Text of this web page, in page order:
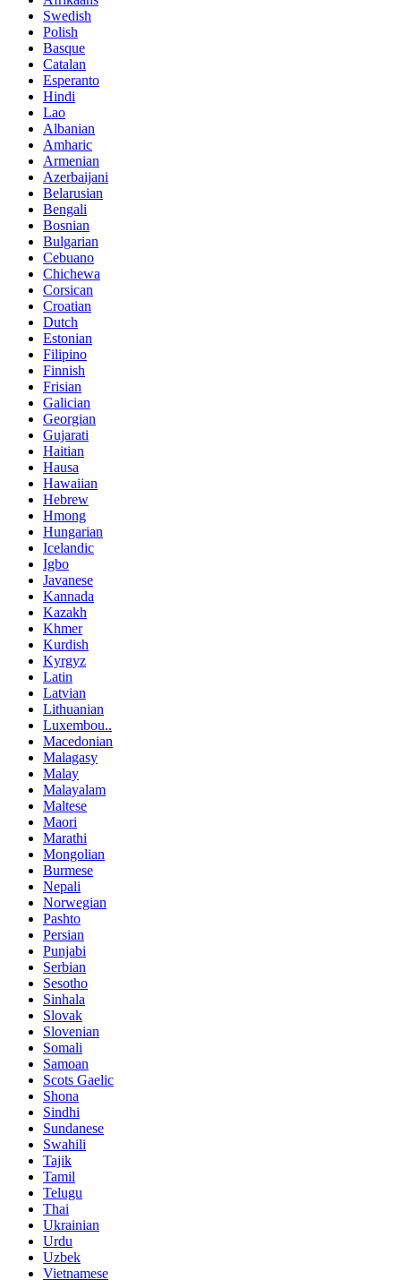
Swedish
Polish
Basque
Catalan
Esperanto
Hindi
Lao
Albanian
Amharic
Armenian
Azerbaijani
Belarusian
Bengali
Bosnian
Bulgarian
Cebuano
Chichewa
Corsican
Croatian
Dutch
Estonian
Filipino
Finnish
Frisian
Galician
Georgian
Gujarati
Haitian
Hausa
Hawaiian
Hebrew
Hmong
Hungarian
Icelandic
Igbo
Javanese
Kannada
Kazakh
Khmer
Kurdish
Kyrgyz
Latin
Latvian
Lithuanian
Luxembou..
Macedonian
Malagasy
Malay
Malayalam
Maltese
Maori
Marathi
Mongolian
Burmese
Nepali
Norwegian
Pashto
Persian
Punjabi
Serbian
Sesotho
Sinhala
Slovak
Slovenian
Somali
Samoan
Scots Gaelic
Shona
Sindhi
Sundanese
Swahili
Tajik
Tamil
Telugu
Thai
Ukrainian
Urdu
Uzbek
Vietnamese